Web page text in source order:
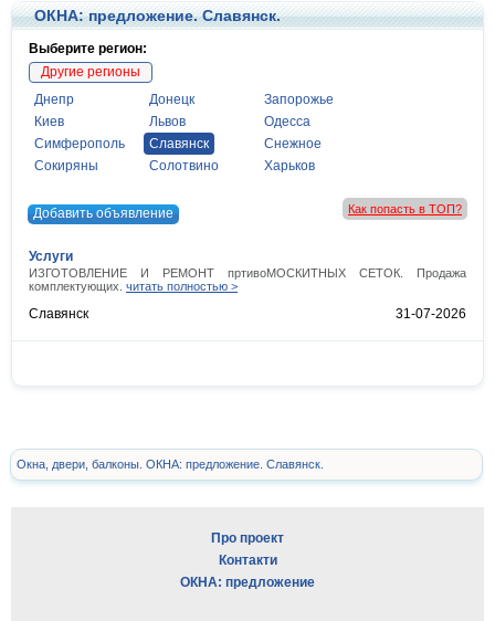
ОКНА: предложение. Славянск.
Выберите регион:
Другие регионы
Днепр
Донецк
Запорожье
Киев
Львов
Одесса
Симферополь
Славянск
Снежное
Сокиряны
Солотвино Харьков
Добавить объявление Как попасть в ТОП?
Услуги
ИЗГОТОВЛЕНИЕ И РЕМОНТ пртивоМОСКИТНЫХ СЕТОК. Продажа
комплектующих. читать полностью >
Славянск 31-07-2026
Окна, двери, балконы. ОКНА: предложение. Славянск.
Про проект
Контакти
ОКНА: предложение